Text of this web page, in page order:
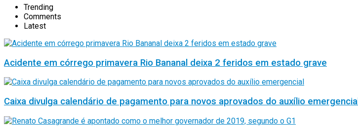
Trending
Comments
Latest
Acidente em córrego primavera Rio Bananal deixa 2 feridos em estado grave
Caixa divulga calendário de pagamento para novos aprovados do auxílio emergencial